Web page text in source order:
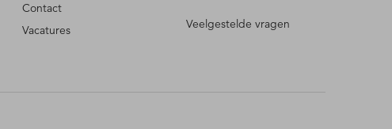
Contact
Vacatures
Veelgestelde vragen